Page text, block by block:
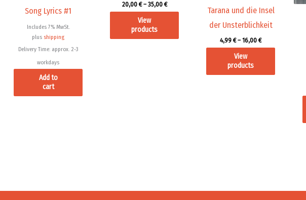
Song Lyrics #1
Includes 7% MwSt.
plus shipping
Delivery Time: approx. 2-3
workdays
Add to
cart
20,00 € – 35,00 €
View
products
Tarana und die Insel
der Unsterblichkeit
4,99 € – 16,00 €
View
products